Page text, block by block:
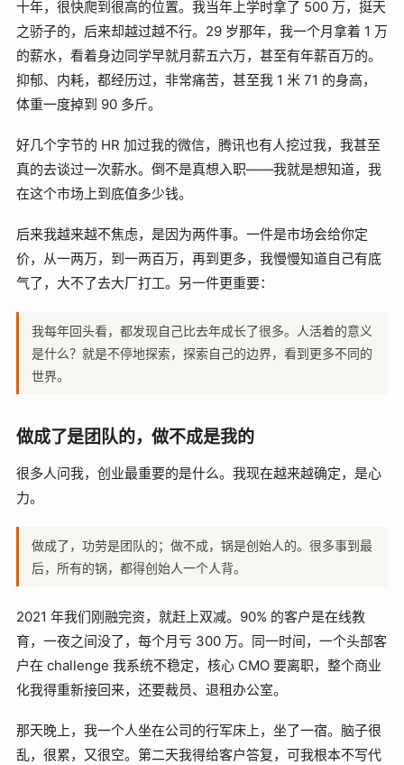
十年，很快爬到很高的位置。我当年上学时拿了 500 万，挺天
之骄子的，后来却越过越不行。29 岁那年，我一个月拿着 1 万
的薪水，看着身边同学早就月薪五六万，甚至有年薪百万的。
抑郁、内耗，都经历过，非常痛苦，甚至我 1 米 71 的身高，
体重一度掉到 90 多斤。
好几个字节的 HR 加过我的微信，腾讯也有人挖过我，我甚至
真的去谈过一次薪水。倒不是真想入职——我就是想知道，我
在这个市场上到底值多少钱。
后来我越来越不焦虑，是因为两件事。一件是市场会给你定
价，从一两万，到一两百万，再到更多，我慢慢知道自己有底
气了，大不了去大厂打工。另一件更重要：
我每年回头看，都发现自己比去年成长了很多。人活着的意义
是什么？就是不停地探索，探索自己的边界，看到更多不同的
世界。
做成了是团队的，做不成是我的
很多人问我，创业最重要的是什么。我现在越来越确定，是心
力。
做成了，功劳是团队的；做不成，锅是创始人的。很多事到最
后，所有的锅，都得创始人一个人背。
2021 年我们刚融完资，就赶上双减。90% 的客户是在线教
育，一夜之间没了，每个月亏 300 万。同一时间，一个头部客
户在 challenge 我系统不稳定，核心 CMO 要离职，整个商业
化我得重新接回来，还要裁员、退租办公室。
那天晚上，我一个人坐在公司的行军床上，坐了一宿。脑子很
乱，很累，又很空。第二天我得给客户答复，可我根本不写代